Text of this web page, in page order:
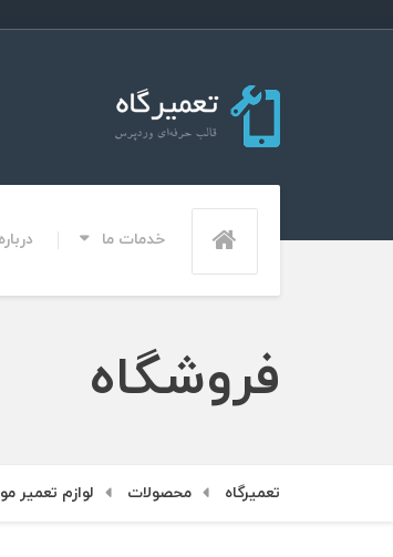
خدمات ما
فروشگاه
تعمیرگاه محصولات لوازم تعمیر